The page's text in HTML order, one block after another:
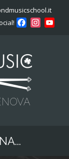
Facebook